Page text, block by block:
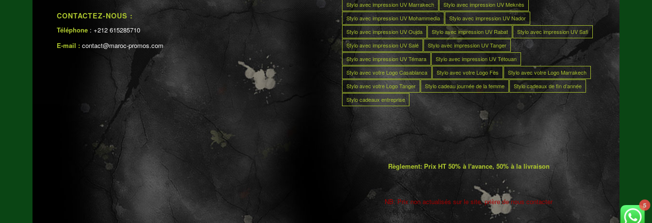
CONTACTEZ-NOUS :
Téléphone : +212 615285710
E-mail : contact@maroc-promos.com
Stylo avec impression UV Marrakech
Stylo avec impression UV Meknès
Stylo avec impression UV Mohammedia
Stylo avec impression UV Nador
Stylo avec impression UV Oujda
Stylo avec impression UV Rabat
Stylo avec impression UV Safi
Stylo avec impression UV Salé
Stylo avec impression UV Tanger
Stylo avec impression UV Témara
Stylo avec impression UV Tétouan
Stylo avec votre Logo Casablanca
Stylo avec votre Logo Fès
Stylo avec votre Logo Marrakech
Stylo avec votre Logo Tanger
Stylo cadeau journée de la femme
Stylo cadeaux de fin d’année
Stylo cadeaux entreprise
Règlement: Prix HT 50% à l'avance, 50% à la livraison
NB: Prix non actualisés sur le site. prière de nous contacter 5